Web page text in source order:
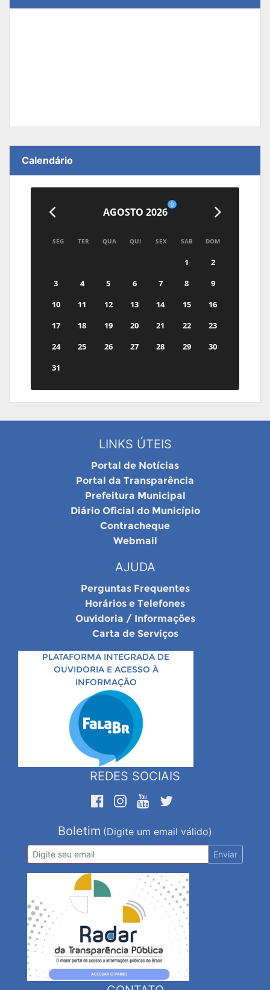
Calendário
AGOSTO 2026
0
SEG TER QUA QUI SEX SAB DOM
1
2
3
4 5 6 7 8
9
10
11 12 13 14 15
16
17
18 19 20 21 22
23
24
25 26 27 28 29
30
31
LINKS ÚTEIS
Portal de Notícias
Portal da Transparência
Prefeitura Municipal
Diário Oficial do Município
Contracheque
Webmail
AJUDA
Perguntas Frequentes
Horários e Telefones
Ouvidoria / Informações
Carta de Serviços
PLATAFORMA INTEGRADA DE
OUVIDORIA E ACESSO À
INFORMAÇÃO
REDES SOCIAIS
Boletim (Digite um email válido)
Enviar